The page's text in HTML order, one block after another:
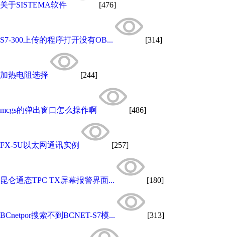
关于SISTEMA软件 [476]
S7-300上传的程序打开没有OB... [314]
加热电阻选择 [244]
mcgs的弹出窗口怎么操作啊 [486]
FX-5U以太网通讯实例 [257]
昆仑通态TPC TX屏幕报警界面... [180]
BCnetpor搜索不到BCNET-S7模... [313]